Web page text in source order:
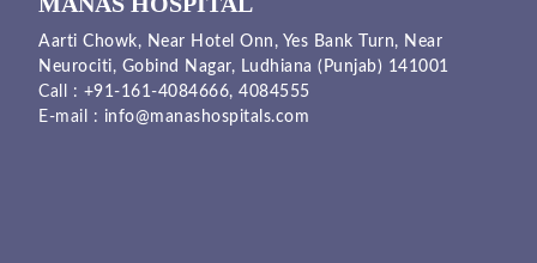
Aarti Chowk, Near Hotel Onn, Yes Bank Turn, Near
Neurociti, Gobind Nagar, Ludhiana (Punjab) 141001
Call : +91-161-4084666, 4084555
E-mail : info@manashospitals.com